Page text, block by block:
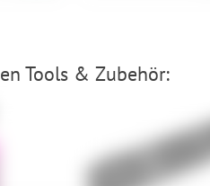
Tools & Zubehör: